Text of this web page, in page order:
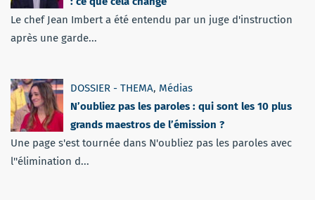
Le chef Jean Imbert a été entendu par un juge d'instruction
après une garde...
DOSSIER - THEMA, Médias
N’oubliez pas les paroles : qui sont les 10 plus
grands maestros de l’émission ?
Une page s'est tournée dans N'oubliez pas les paroles avec
l''élimination d...